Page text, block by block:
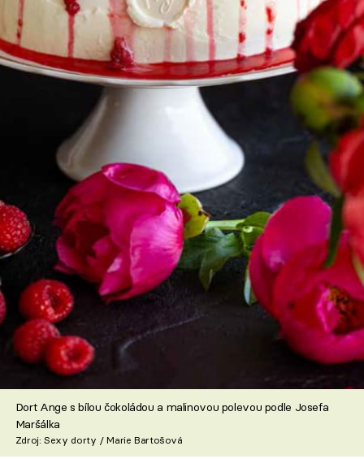
Dort Ange s bílou čokoládou a malinovou polevou podle Josefa
Maršálka
Zdroj: Sexy dorty / Marie Bartošová